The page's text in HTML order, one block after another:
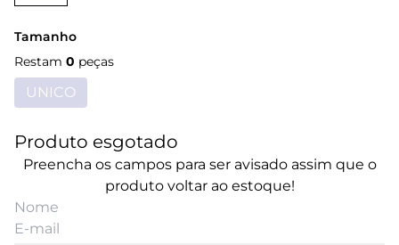
Tamanho
Restam 0 peças
UNICO
Produto esgotado
Preencha os campos para ser avisado assim que o
produto voltar ao estoque!